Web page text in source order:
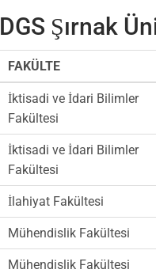
DGS Şırnak
FAKÜLTE
İktisadi ve İdari Bilimler
Fakültesi
İktisadi ve İdari Bilimler
Fakültesi
İlahiyat Fakültesi
Mühendislik Fakültesi
Mühendislik Fakültesi